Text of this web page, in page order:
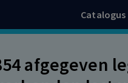
Catalogus
afgegeven